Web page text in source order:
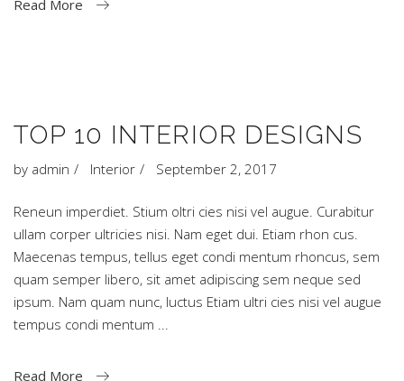
Read More
TOP 10 INTERIOR DESIGNS
by admin Interior September 2, 2017
Reneun imperdiet. Stium oltri cies nisi vel augue. Curabitur
ullam corper ultricies nisi. Nam eget dui. Etiam rhon cus.
Maecenas tempus, tellus eget condi mentum rhoncus, sem
quam semper libero, sit amet adipiscing sem neque sed
ipsum. Nam quam nunc, luctus Etiam ultri cies nisi vel augue
tempus condi mentum
Read More